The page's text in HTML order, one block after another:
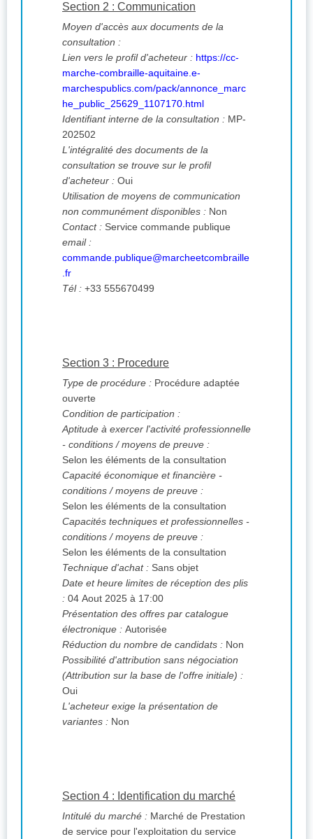
Section 2 : Communication
Moyen d'accès aux documents de la
consultation :
Lien vers le profil d'acheteur : https://cc-
marche-combraille-aquitaine.e-
marchespublics.com/pack/annonce_marc
he_public_25629_1107170.html
Identifiant interne de la consultation : MP-
202502
L'intégralité des documents de la
consultation se trouve sur le profil
d'acheteur : Oui
Utilisation de moyens de communication
non communément disponibles : Non
Contact : Service commande publique
email :
commande.publique@marcheetcombraille
.fr
Tél : +33 555670499
Section 3 : Procedure
Type de procédure : Procédure adaptée
ouverte
Condition de participation :
Aptitude à exercer l'activité professionnelle
- conditions / moyens de preuve :
Selon les éléments de la consultation
Capacité économique et financière -
conditions / moyens de preuve :
Selon les éléments de la consultation
Capacités techniques et professionnelles -
conditions / moyens de preuve :
Selon les éléments de la consultation
Technique d'achat : Sans objet
Date et heure limites de réception des plis
: 04 Aout 2025 à 17:00
Présentation des offres par catalogue
électronique : Autorisée
Réduction du nombre de candidats : Non
Possibilité d'attribution sans négociation
(Attribution sur la base de l'offre initiale) :
Oui
L'acheteur exige la présentation de
variantes : Non
Section 4 : Identification du marché
Intitulé du marché : Marché de Prestation
de service pour l'exploitation du service